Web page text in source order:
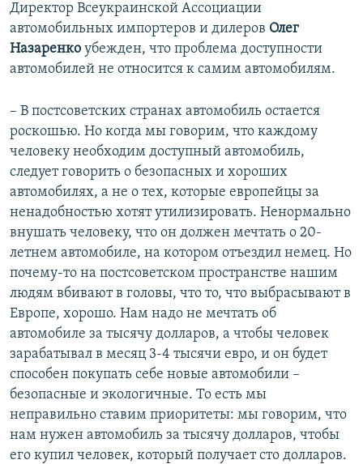
Директор Всеукраинской Ассоциации
автомобильных импортеров и дилеров Олег
Назаренко убежден, что проблема доступности
автомобилей не относится к самим автомобилям.
– В постсоветских странах автомобиль остается
роскошью. Но когда мы говорим, что каждому
человеку необходим доступный автомобиль,
следует говорить о безопасных и хороших
автомобилях, а не о тех, которые европейцы за
ненадобностью хотят утилизировать. Ненормально
внушать человеку, что он должен мечтать о 20-
летнем автомобиле, на котором отъездил немец. Но
почему-то на постсоветском пространстве нашим
людям вбивают в головы, что то, что выбрасывают в
Европе, хорошо. Нам надо не мечтать об
автомобиле за тысячу долларов, а чтобы человек
зарабатывал в месяц 3-4 тысячи евро, и он будет
способен покупать себе новые автомобили –
безопасные и экологичные. То есть мы
неправильно ставим приоритеты: мы говорим, что
нам нужен автомобиль за тысячу долларов, чтобы
его купил человек, который получает сто долларов.